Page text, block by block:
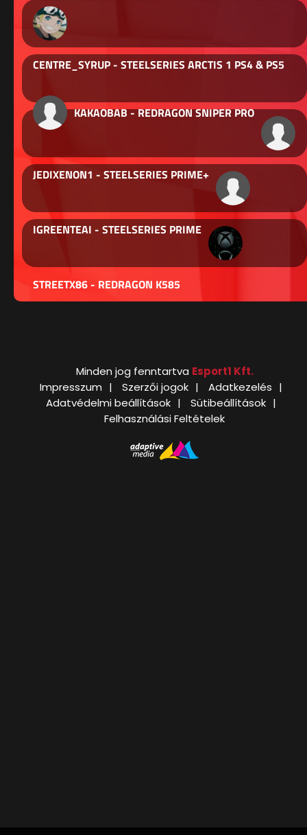
CENTRE_SYRUP - STEELSERIES ARCTIS 1 PS4 & PS5
KAKAOBAB - REDRAGON SNIPER PRO
JEDIXENON1 - STEELSERIES PRIME+
IGREENTEAI - STEELSERIES PRIME
STREETX86 - REDRAGON K585
Minden jog fenntartva Esport1 Kft.
Impresszum
Szerzői jogok
Adatkezelés
Adatvédelmi beállítások
Sütibeállítások
Felhasználási Feltételek